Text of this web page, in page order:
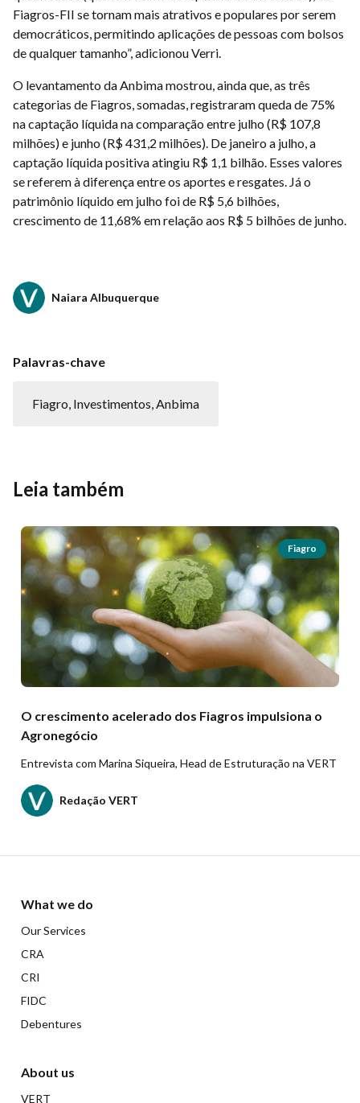
Fiagros-FII se tornam mais atrativos e populares por serem
democráticos, permitindo aplicações de pessoas com bolsos
de qualquer tamanho”, adicionou Verri.
O levantamento da Anbima mostrou, ainda que, as três
categorias de Fiagros, somadas, registraram queda de 75%
na captação líquida na comparação entre julho (R$ 107,8
milhões) e junho (R$ 431,2 milhões). De janeiro a julho, a
captação líquida positiva atingiu R$ 1,1 bilhão. Esses valores
se referem à diferença entre os aportes e resgates. Já o
patrimônio líquido em julho foi de R$ 5,6 bilhões,
crescimento de 11,68% em relação aos R$ 5 bilhões de junho.
Naiara Albuquerque
Palavras-chave
Fiagro, Investimentos, Anbima
Leia também
Fiagro
O crescimento acelerado dos Fiagros impulsiona o
Agronegócio
Entrevista com Marina Siqueira, Head de Estruturação na VERT
Redação VERT
What we do
Our Services
CRA
CRI
FIDC
Debentures
About us
VERT